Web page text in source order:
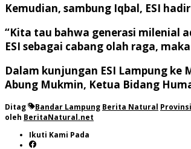
Kemudian, sambung Iqbal, ESI
“Kita tau bahwa generasi milenial
ESI sebagai cabang olah raga,
Dalam kunjungan ESI Lampung
Abung Mukmin, Ketua Bidang
Ditag Bandar Lampung Berita Natural
oleh BeritaNatural.net
Ikuti Kami Pada